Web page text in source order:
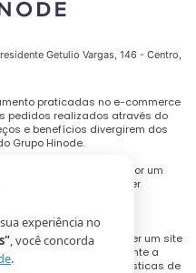
Getulio Vargas, 146 - Centro,
praticadas no e-commerce
pedidos realizados através do
e benefícios divergirem dos
Grupo Hinode.
são válidos somente por um
ou encerrados a qualquer
de compra e oferecer um site
ser utilizados durante a
e compilar estatísticas de
experiência no
, você concorda
.